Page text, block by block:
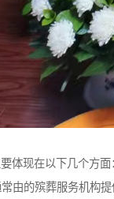
体现在以下几个方面
由的殡葬服务机构